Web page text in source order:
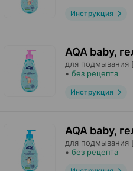
Инструкция
AQA baby,
для подмывания
• без рецепта
Инструкция
AQA baby,
для подмывания
• без рецепта